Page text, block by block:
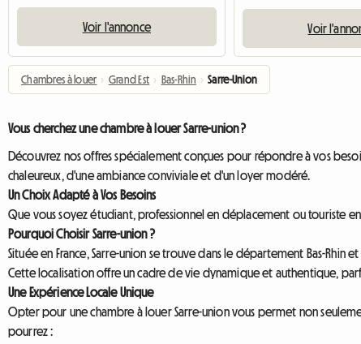
Voir l'annonce Voir
Chambres à louer › Grand Est › Bas-Rhin › Sarre-Union
Vous cherchez une chambre à louer Sarre-union ?
Découvrez nos offres spécialement conçues pour répondre à vos
chaleureux, d'une ambiance conviviale et d'un loyer modéré.
Un Choix Adapté à Vos Besoins
Que vous soyez étudiant, professionnel en déplacement ou touriste
Pourquoi Choisir Sarre-union ?
Située en France, Sarre-union se trouve dans le département Bas-Rhin et
Cette localisation offre un cadre de vie dynamique et authentique,
Une Expérience Locale Unique
Opter pour une chambre à louer Sarre-union vous permet non
pourrez :